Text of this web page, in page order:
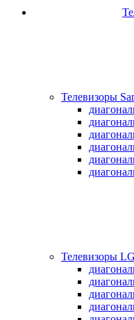
Телевизоры
Телевизоры LG